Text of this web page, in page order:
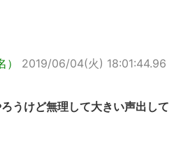
2019/06/04(火) 18:01:44.96
うけど無理して大きい声出して